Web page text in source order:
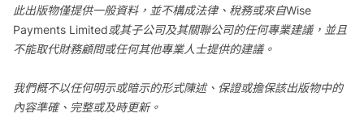
此出版物僅提供一般資料，並不構成法律、稅務或來自Wise
Payments Limited或其子公司及其關聯公司的任何專業建議，並且
不能取代財務顧問或任何其他專業人士提供的建議。
我們概不以任何明示或暗示的形式陳述、保證或擔保該出版物中的
內容準確、完整或及時更新。